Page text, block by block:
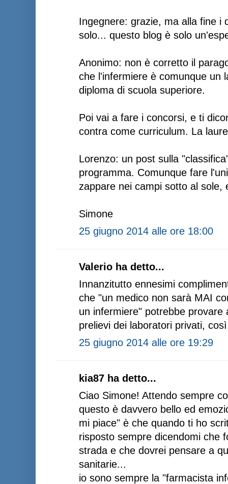
Ingegnere: grazie, ma alla fine i
solo... questo blog è solo
Anonimo: non è corretto il
che l'infermiere è comunque un
diploma di scuola superiore.
Poi vai a fare i concorsi, e ti
contra come curriculum. La
Lorenzo: un post sulla
programma. Comunque fare
zappare nei campi sotto al sole,
Simone
25 giugno 2014 alle ore 18:00
Valerio ha detto...
Innanzitutto ennesimi
che "un medico non sarà MAI
un infermiere" potrebbe provare
prelievi dei laboratori privati,
25 giugno 2014 alle ore 19:29
kia87 ha detto...
Ciao Simone! Attendo sempre
questo è davvero bello ed
mi piace" è che quando ti ho
risposto sempre dicendomi che
strada e che dovrei pensare a
sanitarie...
io sono sempre la "farmacista